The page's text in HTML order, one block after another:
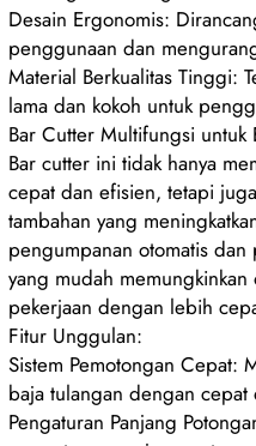
Desain Ergonomis:
penggunaan dan
Material Berkualitas Tinggi:
lama dan kokoh untuk
Bar Cutter Multifungsi untuk
Bar cutter ini tidak hanya
cepat dan efisien, tetapi
tambahan yang
pengumpanan otomatis
yang mudah
pekerjaan dengan lebih
Fitur Unggulan:
Sistem Pemotongan Cepat:
baja tulangan dengan cepat
Pengaturan Panjang